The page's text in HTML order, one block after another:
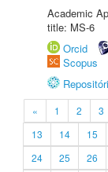
Academic
title: MS-6
Orcid
Scopus
« 1 2 3
13
14 15
24
25 26